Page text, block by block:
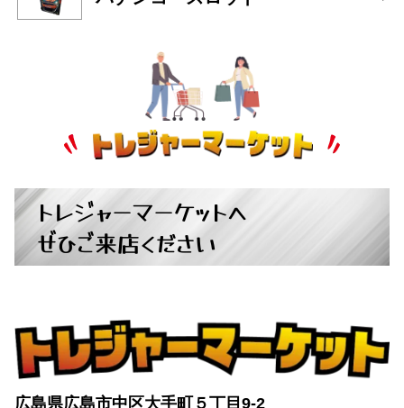
トレジャーマーケットへ
ぜひご来店ください
広島県広島市中区大手町５丁目9-2
営業時間：10:00～19:00
定休日：月曜日・火曜日